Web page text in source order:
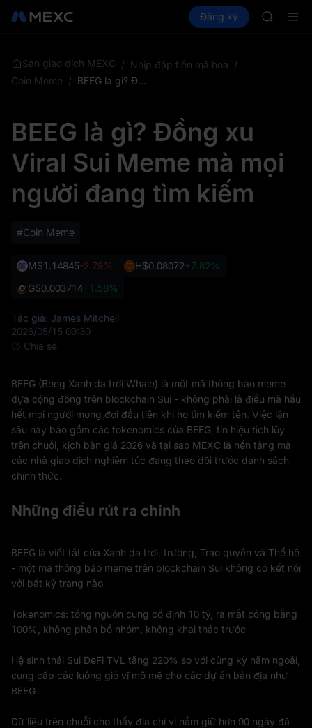
Thị trường Spot Futures SPCX
Đăng ký
Unitree
Sàn giao dịch MEXC / Nhịp đập tiền mã hoá /
Coin Meme / BEEG là gì? Đồng xu Viral Sui Meme mà mọi người đang tìm kiếm
BEEG là gì? Đồng xu
Viral Sui Meme mà mọi
người đang tìm kiếm
#Coin Meme
M$1.14845-2.79% H$0.08072+7.82%
G$0.003714+1.58%
Tác giả: James Mitchell
2026/05/15 09:30
Chia sẻ
BEEG (Beeg Xanh da trời Whale) là một mã thông báo meme
dựa cộng đồng trên blockchain Sui - không phải là điều mà hầu
hết mọi người mong đợi đầu tiên khi họ tìm kiếm tên. Việc lặn
sâu này bao gồm các tokenomics của BEEG, tín hiệu tích lũy
trên chuỗi, kịch bản giá 2026 và tại sao MEXC là nền tảng mà
các nhà giao dịch nghiêm túc đang theo dõi trước danh sách
chính thức.
Những điều rút ra chính
BEEG là viết tắt của Xanh da trời, trường, Trao quyền và Thế hệ
- một mã thông báo meme trên blockchain Sui không có kết nối
với bất kỳ trang nào
Tokenomics: tổng nguồn cung cố định 10 tỷ, ra mắt công bằng
100%, không phân bổ nhóm, không khai thác trước
Hệ sinh thái Sui DeFi TVL tăng 220% so với cùng kỳ năm ngoái,
cung cấp các luồng gió vĩ mô mẽ cho các dự án bản địa như
BEEG
Dữ liệu trên chuỗi cho thấy địa chỉ ví nắm giữ hơn 90 ngày đã